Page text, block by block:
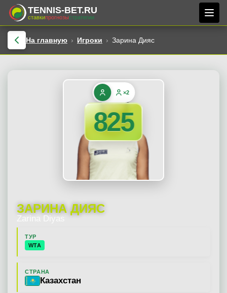
TENNIS-BET.RU
ставкипрогнозыстратегии
На главную Игроки Зарина Дияс
ЗАРИНА ДИЯС
Zarina Diyas
ТУР
WTA
СТРАНА
Казахстан
×2
825